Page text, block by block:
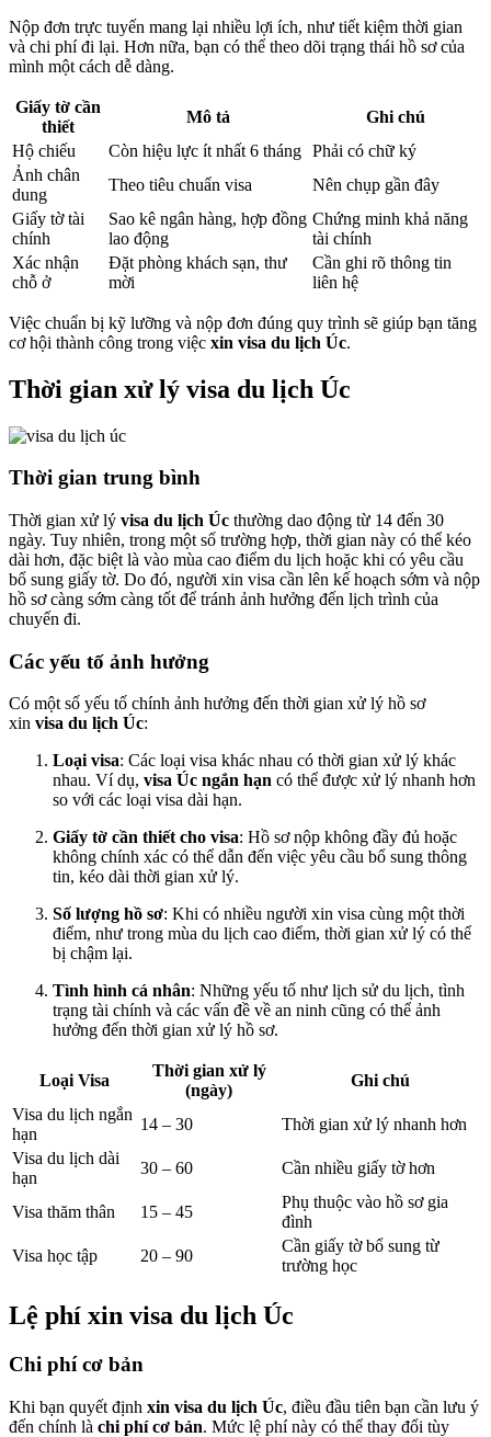
Nộp đơn trực tuyến mang lại nhiều lợi ích, như tiết kiệm thời gian
và chi phí đi lại. Hơn nữa, bạn có thể theo dõi trạng thái hồ sơ của
mình một cách dễ dàng.
Giấy tờ cần
thiết
Mô tả
Ghi chú
Hộ chiếu
Còn hiệu lực ít nhất 6 tháng Phải có chữ ký
Ảnh chân
dung
Theo tiêu chuẩn visa
Nên chụp gần đây
Giấy tờ tài
chính
Sao kê ngân hàng, hợp đồng
lao động
Chứng minh khả năng
tài chính
Xác nhận
chỗ ở
Đặt phòng khách sạn, thư
mời
Cần ghi rõ thông tin
liên hệ
Việc chuẩn bị kỹ lưỡng và nộp đơn đúng quy trình sẽ giúp bạn tăng
cơ hội thành công trong việc xin visa du lịch Úc.
Thời gian xử lý visa du lịch Úc
Thời gian trung bình
Thời gian xử lý visa du lịch Úc thường dao động từ 14 đến 30
ngày. Tuy nhiên, trong một số trường hợp, thời gian này có thể kéo
dài hơn, đặc biệt là vào mùa cao điểm du lịch hoặc khi có yêu cầu
bổ sung giấy tờ. Do đó, người xin visa cần lên kế hoạch sớm và nộp
hồ sơ càng sớm càng tốt để tránh ảnh hưởng đến lịch trình của
chuyến đi.
Các yếu tố ảnh hưởng
Có một số yếu tố chính ảnh hưởng đến thời gian xử lý hồ sơ
xin visa du lịch Úc:
Loại visa: Các loại visa khác nhau có thời gian xử lý khác
nhau. Ví dụ, visa Úc ngắn hạn có thể được xử lý nhanh hơn
so với các loại visa dài hạn.
Giấy tờ cần thiết cho visa: Hồ sơ nộp không đầy đủ hoặc
không chính xác có thể dẫn đến việc yêu cầu bổ sung thông
tin, kéo dài thời gian xử lý.
Số lượng hồ sơ: Khi có nhiều người xin visa cùng một thời
điểm, như trong mùa du lịch cao điểm, thời gian xử lý có thể
bị chậm lại.
Tình hình cá nhân: Những yếu tố như lịch sử du lịch, tình
trạng tài chính và các vấn đề về an ninh cũng có thể ảnh
hưởng đến thời gian xử lý hồ sơ.
Loại Visa
Thời gian xử lý
(ngày)
Ghi chú
Visa du lịch ngắn
hạn
14 – 30
Thời gian xử lý nhanh hơn
Visa du lịch dài
hạn
30 – 60 Cần nhiều giấy tờ hơn
Visa thăm thân 15 – 45
Phụ thuộc vào hồ sơ gia
đình
Visa học tập
20 – 90
Cần giấy tờ bổ sung từ
trường học
Lệ phí xin visa du lịch Úc
Chi phí cơ bản
Khi bạn quyết định xin visa du lịch Úc, điều đầu tiên bạn cần lưu ý
đến chính là chi phí cơ bản. Mức lệ phí này có thể thay đổi tùy